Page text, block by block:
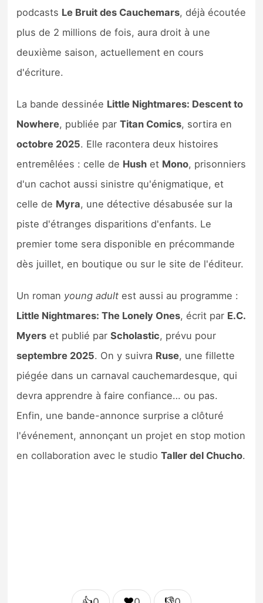
podcasts Le Bruit des Cauchemars, déjà écoutée
plus de 2 millions de fois, aura droit à une
deuxième saison, actuellement en cours
d'écriture.
La bande dessinée Little Nightmares: Descent to
Nowhere, publiée parTitan Comics, sortira en
octobre 2025. Elle racontera deux histoires
entremêlées : celle de Hush et Mono, prisonniers
d'un cachot aussi sinistre qu'énigmatique, et
celle de Myra, une détective désabusée sur la
piste d'étranges disparitions d'enfants. Le
premier tome sera disponible en précommande
dès juillet, en boutique ou sur le site de l'éditeur.
Un roman young adult est aussi au programme :
Little Nightmares: The Lonely Ones, écrit par E.C.
Myers et publié parScholastic, prévu pour
septembre 2025. On y suivra Ruse, une fillette
piégée dans un carnaval cauchemardesque, qui
devra apprendre à faire confiance… ou pas.
Enfin, une bande-annonce surprise a clôturé
l'événement, annonçant un projet en stop motion
en collaboration avec le studioTaller del Chucho.